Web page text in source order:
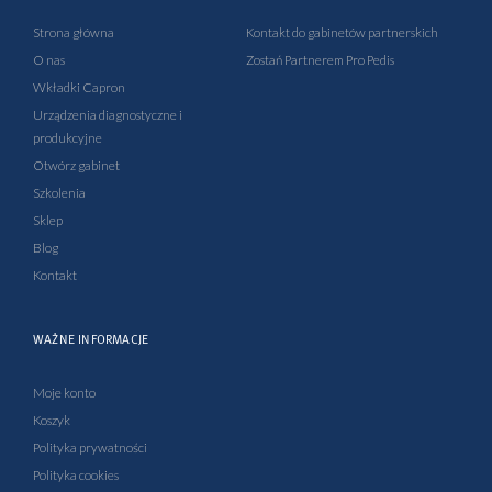
o
k
-
i
n
Strona główna
O nas
Wkładki Capron
Urządzenia diagnostyczne i
produkcyjne
Otwórz gabinet
Szkolenia
Sklep
Blog
Kontakt
Kontakt do gabinetów partnerskich
Zostań Partnerem Pro Pedis
WAŻNE INFORMACJE
Moje konto
Koszyk
Polityka prywatności
Polityka cookies